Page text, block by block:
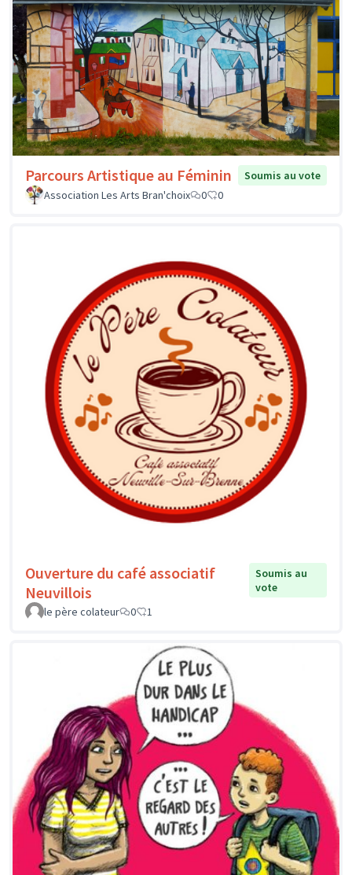
Parcours Artistique au Féminin
Soumis au vote
Association Les Arts Bran'choix
0 0
Ouverture du café associatif
Neuvillois
Soumis au
vote
le père colateur
0 1